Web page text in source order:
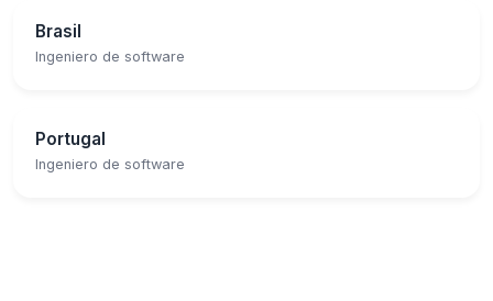
Brasil
Ingeniero de software
Portugal
Ingeniero de software